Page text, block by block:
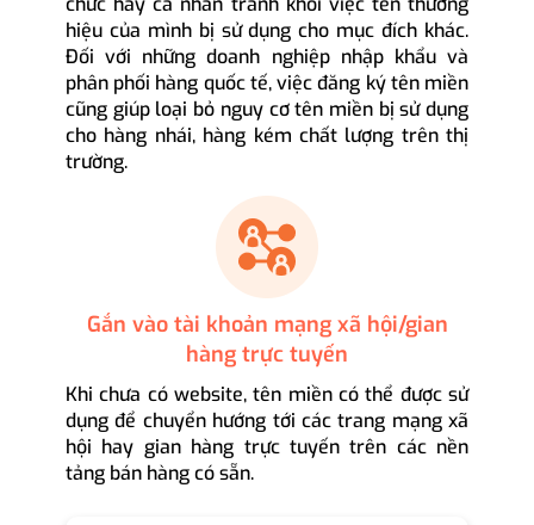
hiệu của mình bị sử dụng cho mục đích khác.
Đối với những doanh nghiệp nhập khẩu và
phân phối hàng quốc tế, việc đăng ký tên miền
cũng giúp loại bỏ nguy cơ tên miền bị sử dụng
cho hàng nhái, hàng kém chất lượng trên thị
trường.
Gắn vào tài khoản mạng xã hội/gian
hàng trực tuyến
Khi chưa có website, tên miền có thể được sử
dụng để chuyển hướng tới các trang mạng xã
hội hay gian hàng trực tuyến trên các nền
tảng bán hàng có sẵn.